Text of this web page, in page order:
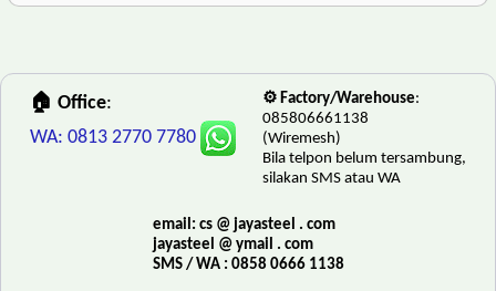
🏠 Office:
WA: 0813 2770 7780
⚙️ Factory/Warehouse:
085806661138
(Wiremesh)
Bila telpon belum tersambung,
silakan SMS atau WA
email: cs @ jayasteel . com
jayasteel @ ymail . com
SMS / WA : 0858 0666 1138